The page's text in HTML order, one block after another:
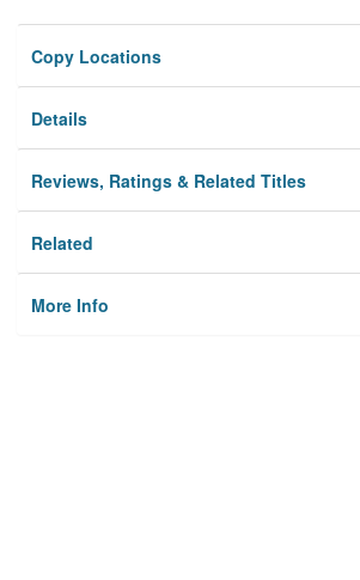
Copy Locations
Details
Reviews, Ratings & Related Titles
Related
More Info